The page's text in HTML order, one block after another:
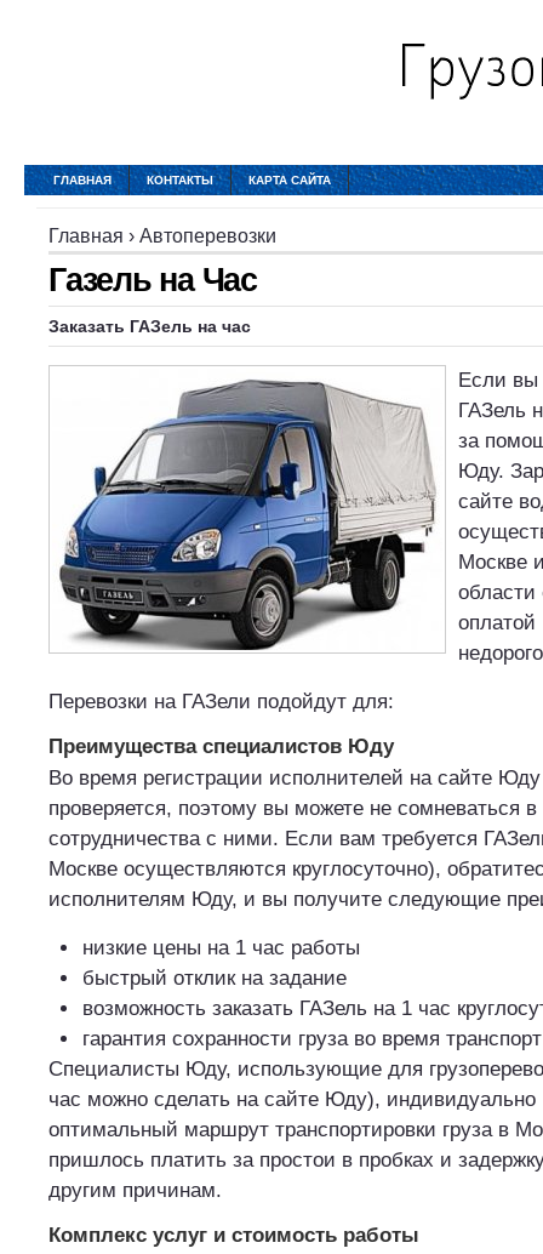
ГЛАВНАЯ КОНТАКТЫ КАРТА САЙТА
Главная › Автоперевозки
Газель на Час
Заказать ГАЗель на час
Если вы
ГАЗель
за
Юду.
сайте
Москве
области
оплатой
Перевозки на ГАЗели подойдут для:
Преимущества специалистов Юду
Во время регистрации исполнителей на сайте
проверяется, поэтому вы можете не сомневаться в
сотрудничества с ними. Если вам требуется
Москве осуществляются круглосуточно),
исполнителям Юду, и вы получите следующие
низкие цены на 1 час работы
быстрый отклик на задание
возможность заказать ГАЗель на 1 час
гарантия сохранности груза во время
Специалисты Юду, использующие для
час можно сделать на сайте Юду), индивидуально
оптимальный маршрут транспортировки груза в
пришлось платить за простои в пробках и
другим причинам.
Комплекс услуг и стоимость работы